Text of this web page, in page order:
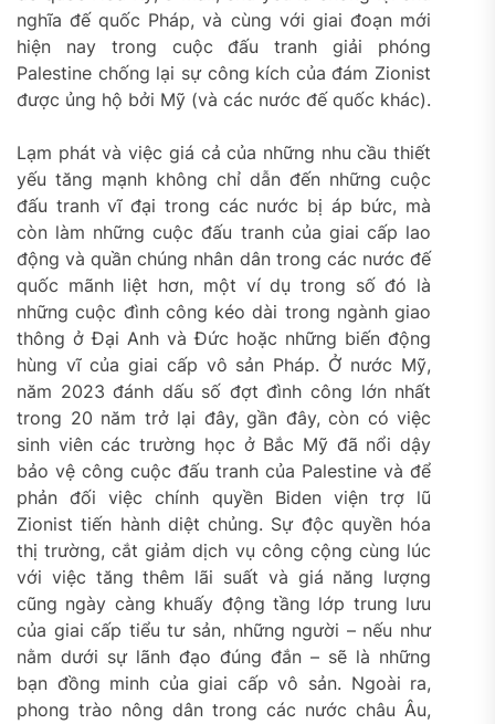
nghĩa đế quốc Pháp, và cùng với giai đoạn mới
hiện nay trong cuộc đấu tranh giải phóng
Palestine chống lại sự công kích của đám Zionist
được ủng hộ bởi Mỹ (và các nước đế quốc khác).
Lạm phát và việc giá cả của những nhu cầu thiết
yếu tăng mạnh không chỉ dẫn đến những cuộc
đấu tranh vĩ đại trong các nước bị áp bức, mà
còn làm những cuộc đấu tranh của giai cấp lao
động và quần chúng nhân dân trong các nước đế
quốc mãnh liệt hơn, một ví dụ trong số đó là
những cuộc đình công kéo dài trong ngành giao
thông ở Đại Anh và Đức hoặc những biến động
hùng vĩ của giai cấp vô sản Pháp. Ở nước Mỹ,
năm 2023 đánh dấu số đợt đình công lớn nhất
trong 20 năm trở lại đây, gần đây, còn có việc
sinh viên các trường học ở Bắc Mỹ đã nổi dậy
bảo vệ công cuộc đấu tranh của Palestine và để
phản đối việc chính quyền Biden viện trợ lũ
Zionist tiến hành diệt chủng. Sự độc quyền hóa
thị trường, cắt giảm dịch vụ công cộng cùng lúc
với việc tăng thêm lãi suất và giá năng lượng
cũng ngày càng khuấy động tầng lớp trung lưu
của giai cấp tiểu tư sản, những người – nếu như
nằm dưới sự lãnh đạo đúng đắn – sẽ là những
bạn đồng minh của giai cấp vô sản. Ngoài ra,
phong trào nông dân trong các nước châu Âu,